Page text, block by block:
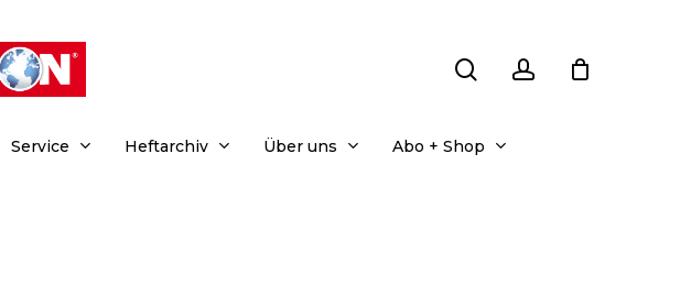
Service Heftarchiv Über uns Abo + Shop